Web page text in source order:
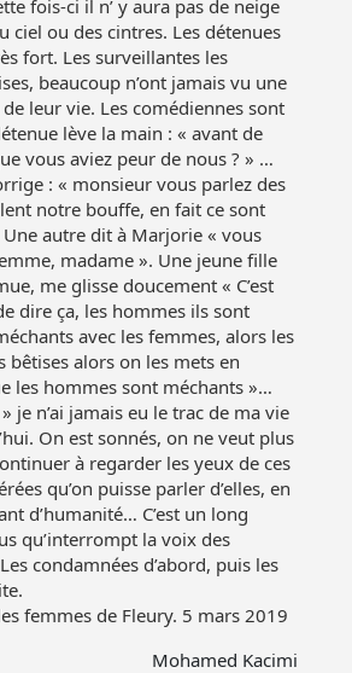
fois-ci il n’ y aura pas de neige
ciel ou des cintres. Les détenues
fort. Les surveillantes les
beaucoup n’ont jamais vu une
leur vie. Les comédiennes sont
lève la main : « avant de
vous aviez peur de nous ? » …
: « monsieur vous parlez des
notre bouffe, en fait ce sont
autre dit à Marjorie « vous
madame ». Une jeune fille
me glisse doucement « C’est
dire ça, les hommes ils sont
avec les femmes, alors les
bêtises alors on les mets en
les hommes sont méchants »…
je n’ai jamais eu le trac de ma vie
On est sonnés, on ne veut plus
à regarder les yeux de ces
qu’on puisse parler d’elles, en
d’humanité… C’est un long
qu’interrompt la voix des
condamnées d’abord, puis les
femmes de Fleury. 5 mars 2019
Mohamed Kacimi